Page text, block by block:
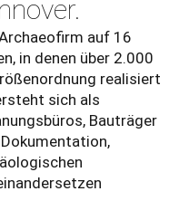
auf 16
in denen über 2.000
realisiert
sich als
Bauträger